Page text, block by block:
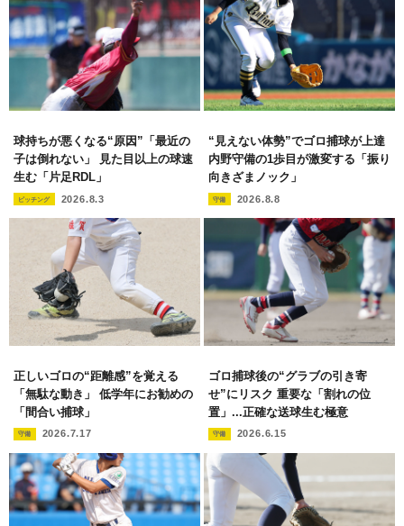
球持ちが悪くなる“原因”「最近の
子は倒れない」 見た目以上の球速
生む「片足RDL」
ピッチング 2026.8.3
“見えない体勢”でゴロ捕球が上達
内野守備の1歩目が激変する「振り
向きざまノック」
守備 2026.8.8
正しいゴロの“距離感”を覚える
「無駄な動き」 低学年にお勧めの
「間合い捕球」
守備 2026.7.17
ゴロ捕球後の“グラブの引き寄
せ”にリスク 重要な「割れの位
置」...正確な送球生む極意
守備 2026.6.15